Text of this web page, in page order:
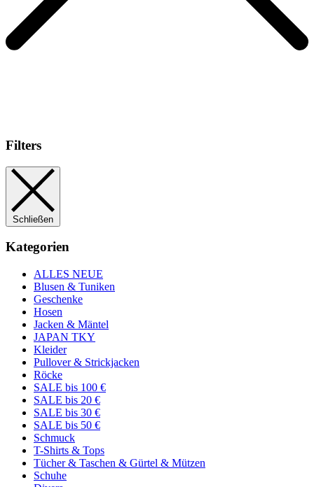
Filters
Schließen
Kategorien
ALLES NEUE
Blusen & Tuniken
Geschenke
Hosen
Jacken & Mäntel
JAPAN TKY
Kleider
Pullover & Strickjacken
Röcke
SALE bis 100 €
SALE bis 20 €
SALE bis 30 €
SALE bis 50 €
Schmuck
T-Shirts & Tops
Tücher & Taschen & Gürtel & Mützen
Schuhe